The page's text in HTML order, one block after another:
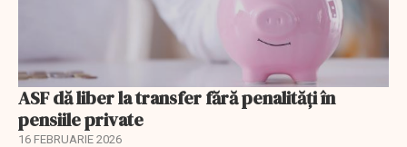
ASF dă liber la transfer fără penalități în
pensiile private
16 FEBRUARIE 2026